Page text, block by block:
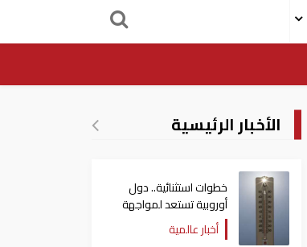
الأخبار الرئيسية
خطوات استثنائية.. دول
أوروبية تستعد لمواجهة
موجة حر غير مسبوقة
أخبار عالمية